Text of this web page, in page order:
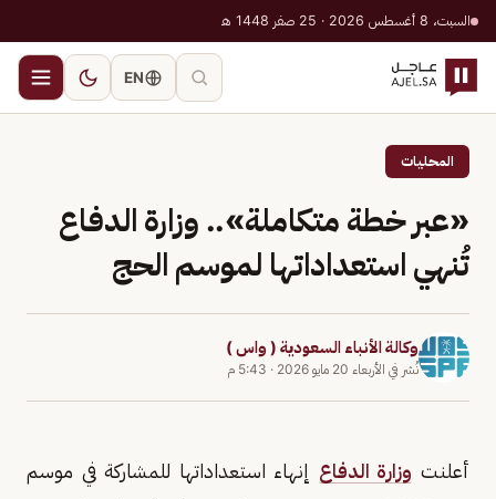
السبت، 8 أغسطس 2026 · 25 صفر 1448 هـ
EN
المحليات
«عبر خطة متكاملة».. وزارة الدفاع
تُنهي استعداداتها لموسم الحج
وكالة الأنباء السعودية ( واس )
نُشر في الأربعاء 20 مايو 2026 · 5:43 م
أعلنت وزارة الدفاع إنهاء استعداداتها للمشاركة في موسم